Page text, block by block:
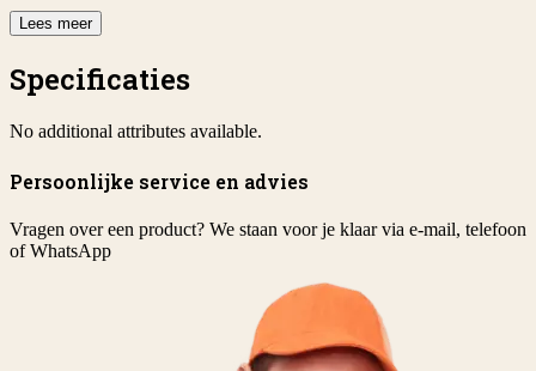
Lees meer
Specificaties
No additional attributes available.
Persoonlijke service en advies
Vragen over een product? We staan voor je klaar via e-mail, telefoon
of WhatsApp